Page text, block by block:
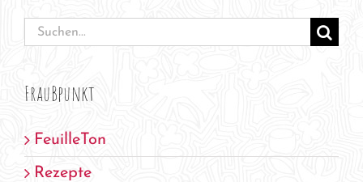
Suche
nach:
FrauBpunkt
FeuilleTon
Rezepte